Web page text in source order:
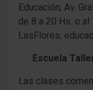
Educación, Av.
de 8 a 20 Hs. o al
LasFlores;
Escuela
Las clases